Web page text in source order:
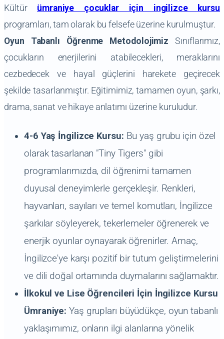
Kültür ümraniye çocuklar için ingilizce kursu
programları, tam olarak bu felsefe üzerine kurulmuştur.
Oyun Tabanlı Öğrenme Metodolojimiz Sınıflarımız,
çocukların enerjilerini atabilecekleri, meraklarını
cezbedecek ve hayal güçlerini harekete geçirecek
şekilde tasarlanmıştır. Eğitimimiz, tamamen oyun, şarkı,
drama, sanat ve hikaye anlatımı üzerine kuruludur.
4-6 Yaş İngilizce Kursu: Bu yaş grubu için özel
olarak tasarlanan "Tiny Tigers" gibi
programlarımızda, dil öğrenimi tamamen
duyusal deneyimlerle gerçekleşir. Renkleri,
hayvanları, sayıları ve temel komutları, İngilizce
şarkılar söyleyerek, tekerlemeler öğrenerek ve
enerjik oyunlar oynayarak öğrenirler. Amaç,
İngilizce'ye karşı pozitif bir tutum geliştirmelerini
ve dili doğal ortamında duymalarını sağlamaktır.
İlkokul ve Lise Öğrencileri İçin İngilizce Kursu
Ümraniye: Yaş grupları büyüdükçe, oyun tabanlı
yaklaşımımız, onların ilgi alanlarına yönelik